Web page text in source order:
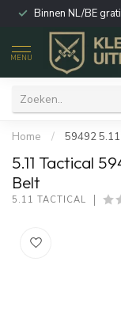
Binnen NL/BE
MENU
Home / 59492
5.11 Tactical
Belt
5.11 TACTICAL